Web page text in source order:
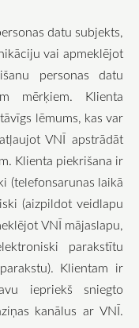
datu subjekts,
vai apmeklējot
personas datu
mērķiem. Klienta
lēmums, kas var
VNĪ apstrādāt
Klienta piekrišana ir
(telefonsarunas laikā
(aizpildot veidlapu
VNĪ mājaslapu,
parakstītu
Klientam ir
iepriekš sniegto
kanālus ar VNĪ.